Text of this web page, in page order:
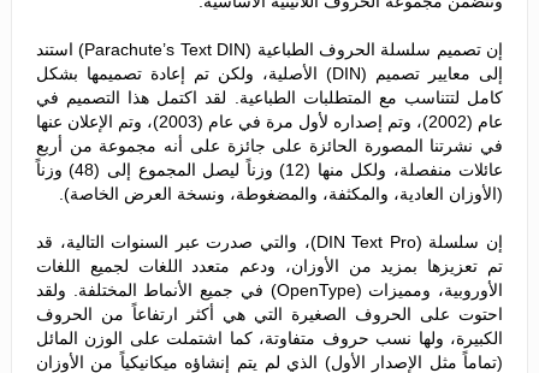
إن تصميم سلسلة الحروف الطباعية (Parachute’s Text DIN) استند
إلى معايير تصميم (DIN) الأصلية، ولكن تم إعادة تصميمها بشكل
كامل لتتناسب مع المتطلبات الطباعية. لقد اكتمل هذا التصميم في
عام (2002)، وتم إصداره لأول مرة في عام (2003)، وتم الإعلان عنها
في نشرتنا المصورة الحائزة على جائزة على أنه مجموعة من أربع
عائلات منفصلة، ولكل منها (12) وزناً ليصل المجموع إلى (48) وزناً
(الأوزان العادية، والمكثفة، والمضغوطة، ونسخة العرض الخاصة).
إن سلسلة (DIN Text Pro)، والتي صدرت عبر السنوات التالية، قد
تم تعزيزها بمزيد من الأوزان، ودعم متعدد اللغات لجميع اللغات
الأوروبية، ومميزات (OpenType) في جميع الأنماط المختلفة. ولقد
احتوت على الحروف الصغيرة التي هي أكثر ارتفاعاً من الحروف
الكبيرة، ولها نسب حروف متفاوتة، كما اشتملت على الوزن المائل
(تماماً مثل الإصدار الأول) الذي لم يتم إنشاؤه ميكانيكياً من الأوزان